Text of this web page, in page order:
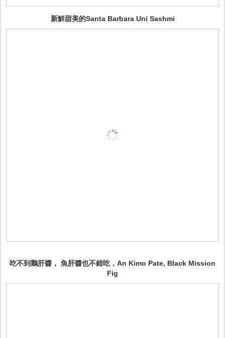
新鮮甜美的Santa Barbara Uni Sashmi
吃不到鵝肝醬， 魚肝醬也不錯吃，An Kimo Pate, Black Mission
Fig